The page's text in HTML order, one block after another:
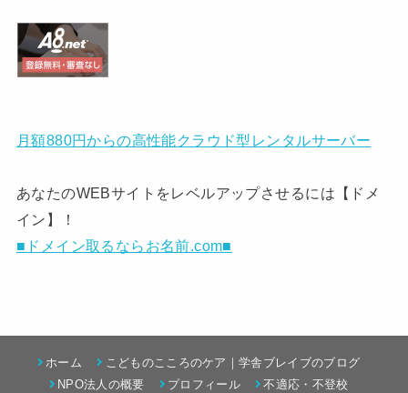
月額880円からの高性能クラウド型レンタルサーバー
あなたのWEBサイトをレベルアップさせるには【ドメ
イン】！
■ドメイン取るならお名前.com■
ホーム
こどものこころのケア｜学舎ブレイブのブログ
NPO法人の概要
プロフィール 不適応・不登校